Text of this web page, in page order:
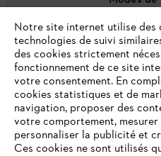
L'Entreprise
Notre site internet utilise des
technologies de suivi
des cookies strictement
fonctionnement de ce site
votre consentement. En
cookies statistiques et de
navigation, proposer des
votre comportement,
personnaliser la publicité et
Ces cookies ne sont utilisés